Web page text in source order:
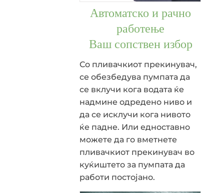
Автоматско и рачно
работење
Ваш сопствен избор
Со пливачкиот прекинувач,
се обезбедува пумпата да
се вклучи кога водата ќе
надмине одредено ниво и
да се исклучи кога нивото
ќе падне. Или едноставно
можете да го вметнете
пливачкиот прекинувач во
куќиштето за пумпата да
работи постојано.